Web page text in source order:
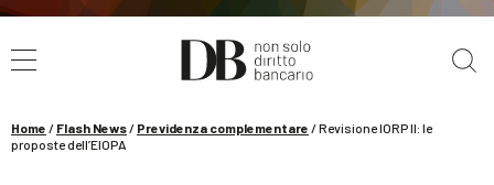
WEBINAR / 29 settembre
Pignoramento presso terzi e ruolo della banca
Home / Flash News/ Previdenza complementare /Revisione IORP II: le
proposte dell’EIOPA